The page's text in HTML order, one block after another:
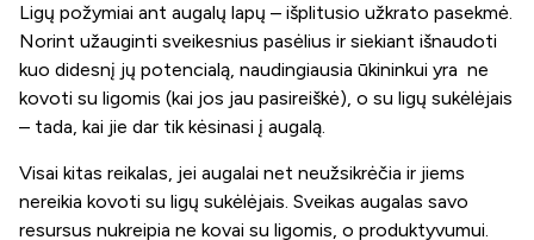
Ligų požymiai ant augalų lapų – išplitusio užkrato pasekmė.
Norint užauginti sveikesnius pasėlius ir siekiant išnaudoti
kuo didesnį jų potencialą, naudingiausia ūkininkui yra ne
kovoti su ligomis (kai jos jau pasireiškė), o su ligų sukėlėjais
– tada, kai jie dar tik kėsinasi į augalą.
Visai kitas reikalas, jei augalai net neužsikrėčia ir jiems
nereikia kovoti su ligų sukėlėjais. Sveikas augalas savo
resursus nukreipia ne kovai su ligomis, o produktyvumui.